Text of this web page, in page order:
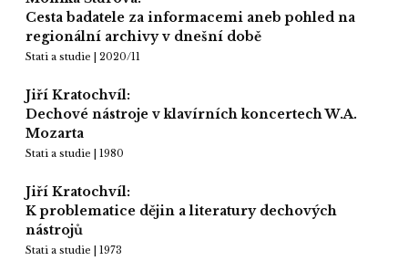
Cesta badatele za informacemi aneb pohled na
regionální archivy v dnešní době
Stati a studie | 2020/11
Jiří Kratochvíl:
Dechové nástroje v klavírních koncertech W.A.
Mozarta
Stati a studie | 1980
Jiří Kratochvíl:
K problematice dějin a literatury dechových
nástrojů
Stati a studie | 1973